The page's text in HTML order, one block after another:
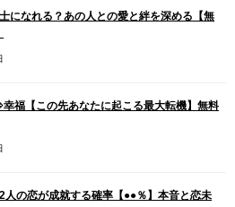
になれる？あの人との愛と絆を深める【無
福【この先あなたに起こる最大転機】無料
人の恋が成就する確率【●●％】本音と恋未